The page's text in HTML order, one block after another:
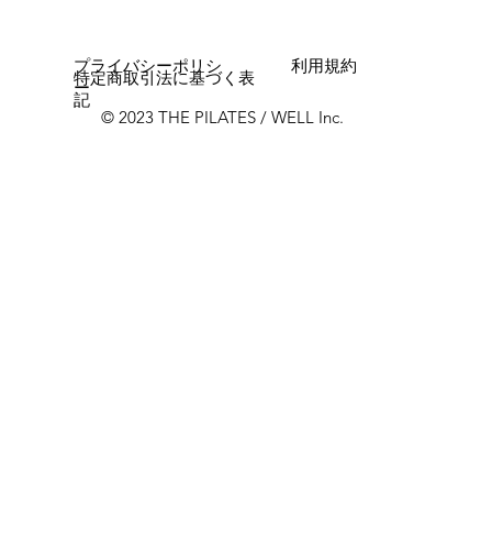
© 2023 THE PILATES / WELL Inc.
プライバシーポリシ
ー
利用規約
特定商取引法に基づく表
記